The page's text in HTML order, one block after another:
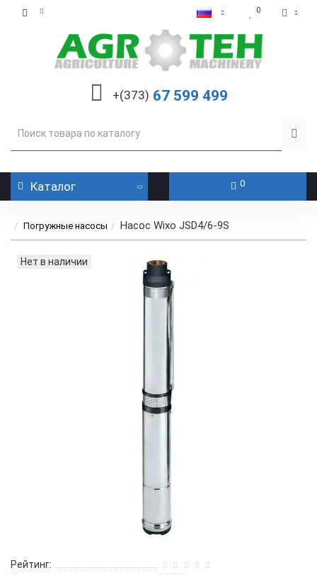
0
+(373) 67 599 499
Каталог 0
Погружные насосы Насос Wixo JSD4/6-9S
Нет в наличии
Рейтинг: